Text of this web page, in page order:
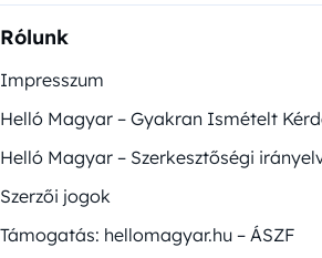
Rólunk
Impresszum
Helló Magyar – Gyakran Ismételt
Helló Magyar – Szerkesztőségi
Szerzői jogok
Támogatás: hellomagyar.hu – ÁSZF